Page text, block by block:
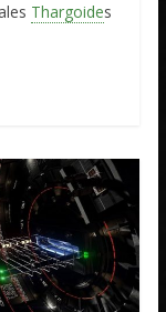
Thargoides